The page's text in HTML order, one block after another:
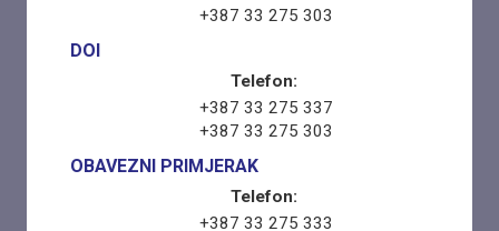
+387 33 275 303
DOI
Telefon:
+387 33 275 337
+387 33 275 303
OBAVEZNI PRIMJERAK
Telefon:
+387 33 275 333